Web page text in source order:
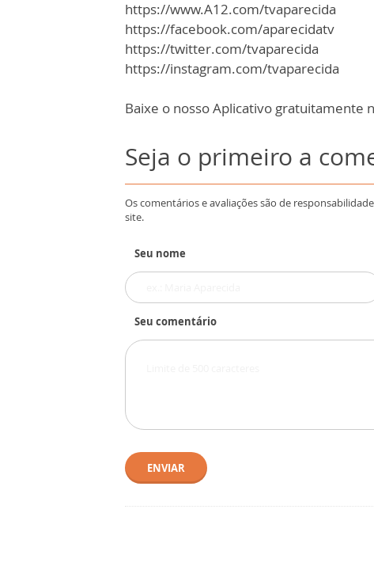
https://www.A12.com/tvaparecida
https://facebook.com/aparecidatv
https://twitter.com/tvaparecida
https://instagram.com/tvaparecida
Baixe o nosso Aplicativo gratuitamente
Seja o primeiro a
Os comentários e avaliações são de
site.
Seu nome
Seu comentário
ENVIAR